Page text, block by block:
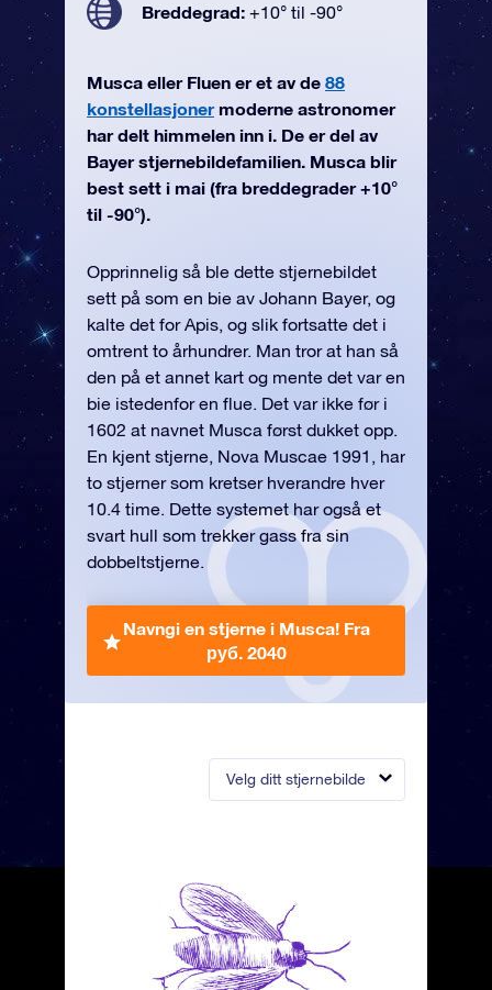
Velg ditt stjernebilde
Breddegrad: +10° til -90°
Musca eller Fluen er et av de 88
konstellasjonermoderne astronomer
har delt himmelen inn i. De er del av
Bayer stjernebildefamilien. Musca blir
best sett i mai (fra breddegrader +10°
til -90°).
Opprinnelig så ble dette stjernebildet
sett på som en bie av Johann Bayer, og
kalte det for Apis, og slik fortsatte det i
omtrent to århundrer. Man tror at han så
den på et annet kart og mente det var en
bie istedenfor en flue. Det var ikke før i
1602 at navnet Musca først dukket opp.
En kjent stjerne, Nova Muscae 1991, har
to stjerner som kretser hverandre hver
10.4 time. Dette systemet har også et
svart hull som trekker gass fra sin
dobbeltstjerne.
Navngi en stjerne i Musca! Fra
руб. 2040